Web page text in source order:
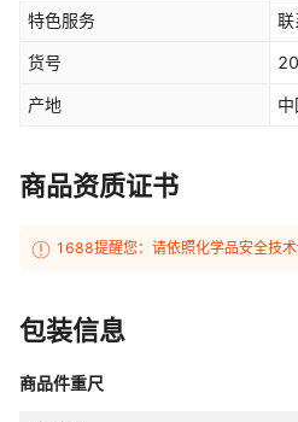
特色服务
货号
产地
商品资质证书
1688提醒您：请依照化学品安全技
包装信息
商品件重尺